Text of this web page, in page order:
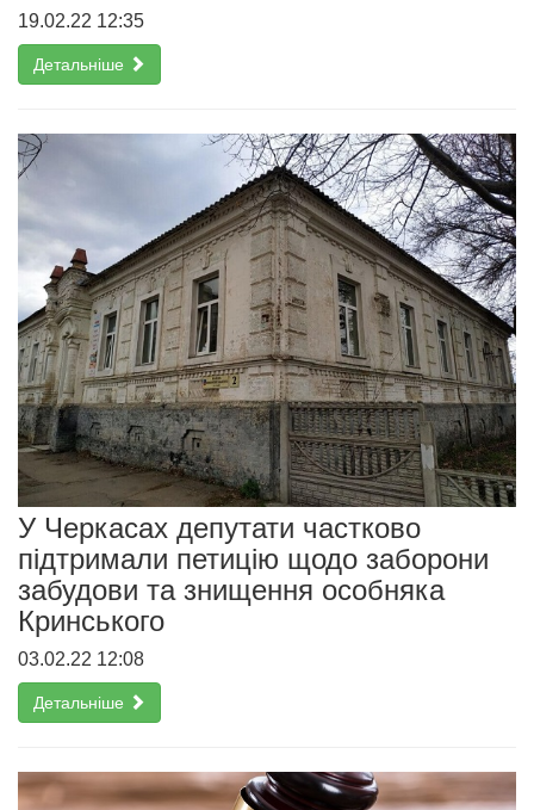
19.02.22 12:35
Детальніше
У Черкасах депутати частково
підтримали петицію щодо заборони
забудови та знищення особняка
Кринського
03.02.22 12:08
Детальніше